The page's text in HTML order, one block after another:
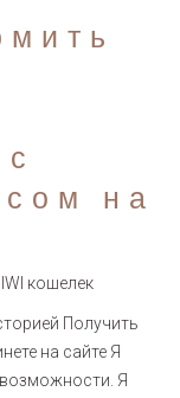
на
Получить
на сайте Я
Я